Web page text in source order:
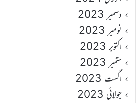
دسمبر 2023
نومبر 2023
اکتوبر 2023
ستمبر 2023
اگست 2023
جولائی 2023